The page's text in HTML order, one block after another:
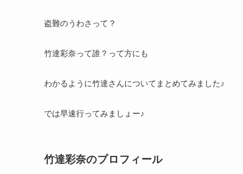
盗難のうわさって？
竹達彩奈って誰？って方にも
わかるように竹達さんについてまとめてみました♪
では早速行ってみましょー♪
竹達彩奈のプロフィール